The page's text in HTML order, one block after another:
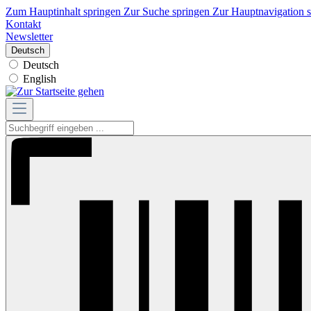
Zum Hauptinhalt springen Zur Suche springen Zur Hauptnavigation
Kontakt
Newsletter
Deutsch
Deutsch
English